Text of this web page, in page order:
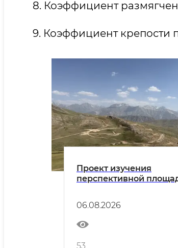
8. Коэффициент
9. Коэффициент крепости
Проект изучения
перспективной
использованием
петрографических,
минералогических и
06.08.2026
53